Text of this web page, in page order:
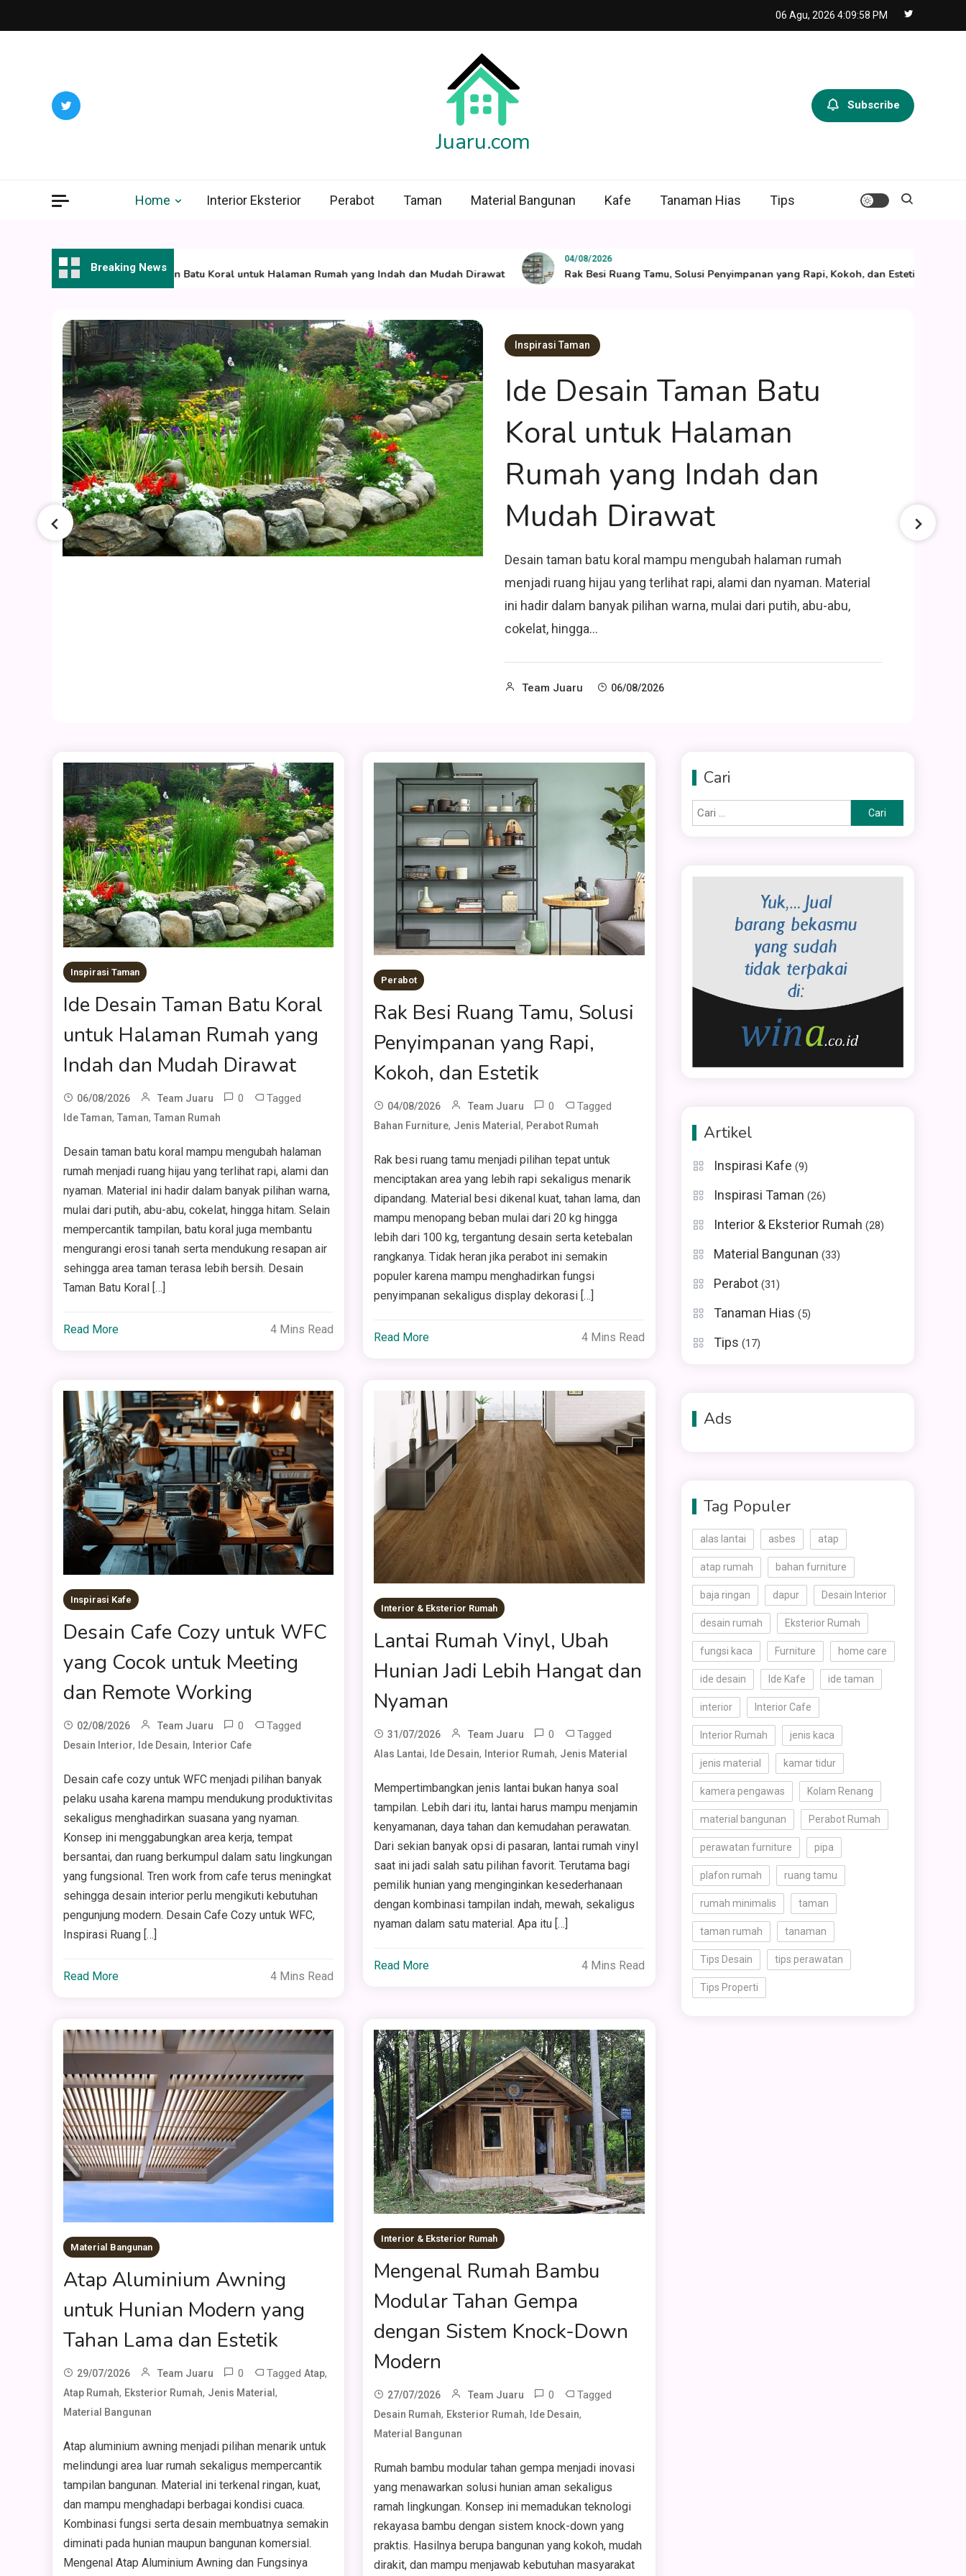
to
06 Agu, 2026 4:09:59 PM
Juaru.com
Subscribe
Home Interior Eksterior Perabot Taman Material Bangunan Kafe Tanaman Hias Tips
Breaking News
06/08/2026
Ide Desain Taman Batu Koral untuk Halaman Rumah yang Indah dan Mudah Dirawat
04/08/2026
Rak Besi Ruang Tamu, Solusi Penyimpanan yang Rapi, Kokoh, dan Estetik
Inspirasi Taman
Ide Desain Taman Batu
Koral untuk Halaman
Rumah yang Indah dan
Mudah Dirawat
Desain taman batu koral mampu mengubah halaman rumah
menjadi ruang hijau yang terlihat rapi, alami dan nyaman. Material
ini hadir dalam banyak pilihan warna, mulai dari putih, abu-abu,
cokelat, hingga…
Team Juaru 06/08/2026
Inspirasi Taman
Ide Desain Taman Batu Koral
untuk Halaman Rumah yang
Indah dan Mudah Dirawat
06/08/2026 Team Juaru 0 Tagged
Ide Taman, Taman, Taman Rumah
Desain taman batu koral mampu mengubah halaman
rumah menjadi ruang hijau yang terlihat rapi, alami dan
nyaman. Material ini hadir dalam banyak pilihan warna,
mulai dari putih, abu-abu, cokelat, hingga hitam. Selain
mempercantik tampilan, batu koral juga membantu
mengurangi erosi tanah serta mendukung resapan air
sehingga area taman terasa lebih bersih. Desain
Taman Batu Koral […]
Read More 4 Mins Read
Perabot
Rak Besi Ruang Tamu, Solusi
Penyimpanan yang Rapi,
Kokoh, dan Estetik
04/08/2026 Team Juaru 0 Tagged
Bahan Furniture, Jenis Material, Perabot Rumah
Rak besi ruang tamu menjadi pilihan tepat untuk
menciptakan area yang lebih rapi sekaligus menarik
dipandang. Material besi dikenal kuat, tahan lama, dan
mampu menopang beban mulai dari 20 kg hingga
lebih dari 100 kg, tergantung desain serta ketebalan
rangkanya. Tidak heran jika perabot ini semakin
populer karena mampu menghadirkan fungsi
penyimpanan sekaligus display dekorasi […]
Read More 4 Mins Read
Inspirasi Kafe
Desain Cafe Cozy untuk WFC
yang Cocok untuk Meeting
dan Remote Working
02/08/2026 Team Juaru 0 Tagged
Desain Interior, Ide Desain, Interior Cafe
Desain cafe cozy untuk WFC menjadi pilihan banyak
pelaku usaha karena mampu mendukung produktivitas
sekaligus menghadirkan suasana yang nyaman.
Konsep ini menggabungkan area kerja, tempat
bersantai, dan ruang berkumpul dalam satu lingkungan
yang fungsional. Tren work from cafe terus meningkat
sehingga desain interior perlu mengikuti kebutuhan
pengunjung modern. Desain Cafe Cozy untuk WFC,
Inspirasi Ruang […]
Read More 4 Mins Read
Interior & Eksterior Rumah
Lantai Rumah Vinyl, Ubah
Hunian Jadi Lebih Hangat dan
Nyaman
31/07/2026 Team Juaru 0 Tagged
Alas Lantai, Ide Desain, Interior Rumah, Jenis Material
Mempertimbangkan jenis lantai bukan hanya soal
tampilan. Lebih dari itu, lantai harus mampu menjamin
kenyamanan, daya tahan dan kemudahan perawatan.
Dari sekian banyak opsi di pasaran, lantai rumah vinyl
saat ini jadi salah satu pilihan favorit. Terutama bagi
pemilik hunian yang menginginkan kesederhanaan
dengan kombinasi tampilan indah, mewah, sekaligus
nyaman dalam satu material. Apa itu […]
Read More 4 Mins Read
Material Bangunan
Atap Aluminium Awning
untuk Hunian Modern yang
Tahan Lama dan Estetik
29/07/2026 Team Juaru 0 Tagged Atap,
Atap Rumah, Eksterior Rumah, Jenis Material ,
Material Bangunan
Atap aluminium awning menjadi pilihan menarik untuk
melindungi area luar rumah sekaligus mempercantik
tampilan bangunan. Material ini terkenal ringan, kuat,
dan mampu menghadapi berbagai kondisi cuaca.
Kombinasi fungsi serta desain membuatnya semakin
diminati pada hunian maupun bangunan komersial.
Mengenal Atap Aluminium Awning dan Fungsinya
Interior & Eksterior Rumah
Mengenal Rumah Bambu
Modular Tahan Gempa
dengan Sistem Knock-Down
Modern
27/07/2026 Team Juaru 0 Tagged
Desain Rumah, Eksterior Rumah, Ide Desain,
Material Bangunan
Rumah bambu modular tahan gempa menjadi inovasi
yang menawarkan solusi hunian aman sekaligus
ramah lingkungan. Konsep ini memadukan teknologi
rekayasa bambu dengan sistem knock-down yang
praktis. Hasilnya berupa bangunan yang kokoh, mudah
dirakit, dan mampu menjawab kebutuhan masyarakat
Cari
Cari
untuk:
Artikel
Inspirasi Kafe (9)
Inspirasi Taman (26)
Interior & Eksterior Rumah (28)
Material Bangunan (33)
Perabot (31)
Tanaman Hias (5)
Tips (17)
Ads
Tag Populer
alas lantai asbes atap
atap rumah bahan furniture
baja ringan dapur Desain Interior
desain rumah Eksterior Rumah
fungsi kaca Furniture home care
ide desain Ide Kafe ide taman
interior Interior Cafe
Interior Rumah jenis kaca
jenis material kamar tidur
kamera pengawas Kolam Renang
material bangunan Perabot Rumah
perawatan furniture pipa
plafon rumah ruang tamu
rumah minimalis taman
taman rumah tanaman
Tips Desain tips perawatan
Tips Properti